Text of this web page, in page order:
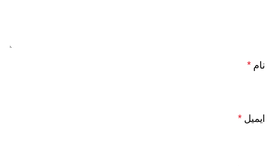
نام *
ایمیل *